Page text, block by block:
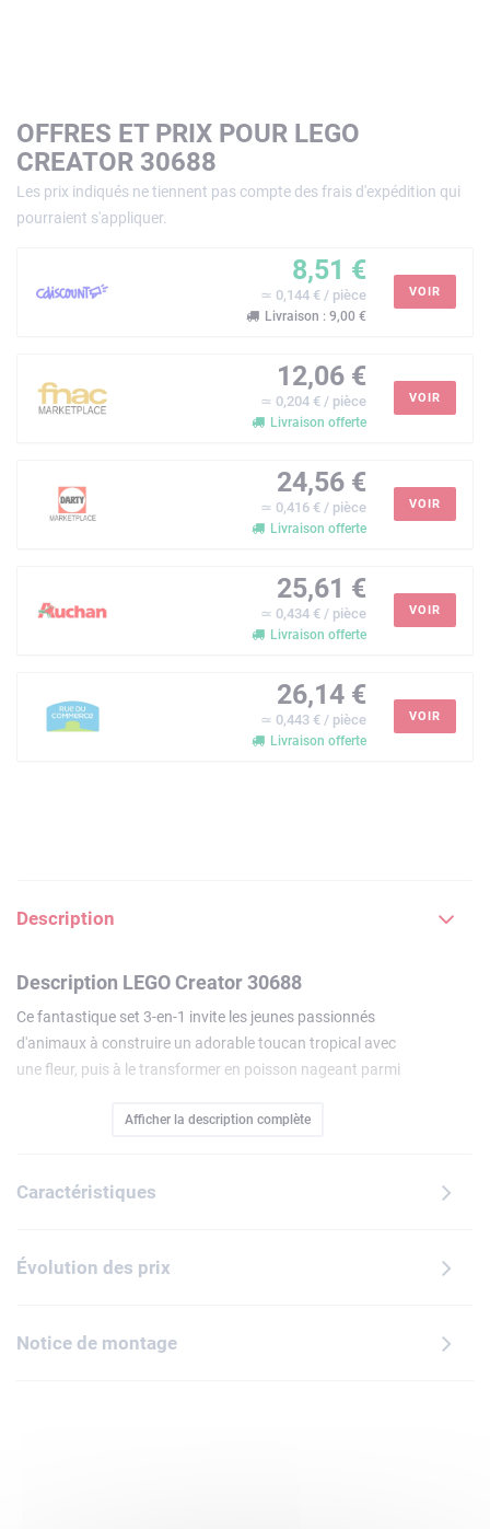
OFFRES ET PRIX POUR LEGO
CREATOR 30688
Les prix indiqués ne tiennent pas compte des frais d'expédition qui
pourraient s'appliquer.
8,51 €
≃ 0,144 € / pièce
Livraison : 9,00 €
VOIR
12,06 €
≃ 0,204 € / pièce
Livraison offerte
VOIR
24,56 €
≃ 0,416 € / pièce
Livraison offerte
VOIR
25,61 €
≃ 0,434 € / pièce
Livraison offerte
VOIR
26,14 €
≃ 0,443 € / pièce
Livraison offerte
VOIR
Description
Description LEGO Creator 30688
Ce fantastique set 3-en-1 invite les jeunes passionnés
d'animaux à construire un adorable toucan tropical avec
une fleur, puis à le transformer en poisson nageant parmi
Afficher la description complète
Caractéristiques
Évolution des prix
Notice de montage